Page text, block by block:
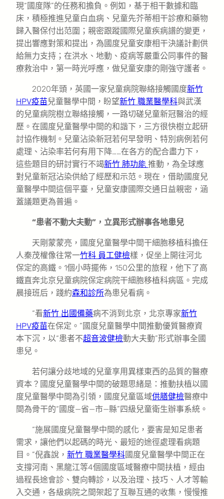
現“國度隊”的任務和擔負。例如，基于相干數據和臨
床，積極推進兒童白血病、兒童先芥蒂相干診療和藥物
歸入醫保付出范圍；親密跟蹤國際兒童疾病譜的變更，
提出響應對策和提出，為國度兒童安康相干決議計劃供
給無力支持；在洪水、地動、疫病等嚴重公同事件的醫
療救治中，第一時光呼應，做兒童安康的剛強守護者。
2020年頭，英國一家兒童病院聯絡接觸國度新竹
HPV疫苗兒童醫學中間，盼望新竹 職業醫學科與武漢
的兒童病院樹立聯絡接觸，一路切磋兒童新冠醫治的經
歷。在國度兒童醫學中間的和諧下，三方很快樹立起研
討協作機制。兒童沾染新冠若何早發明、特別病例若何
處理、沾染率若何有用下降……在各方的配合盡力下，
這些題目的研討實行不竭新竹 肺功能 推動，為全球應
對兒童新冠沾染供給了經歷和示范。現在，借助國度兒
童醫學中間這個平臺，兒童安康國際交通日益親密，涵
蓋議題更為普遍。
“患者不動大夫動”，立異形式辦事各地患兒
天剛蒙蒙亮，國度兒童醫學中間干細胞移植科擔任
人秦茂權像往常一竹科 員工健檢樣，促坐上開往河北
保定的高鐵。1個小時擺佈，150公里的旅程，他下了高
鐵直奔北京兒童病院保定病院干細胞移植科病區。完成
晨接班后，踐約森和診所為患兒看病。
“看新竹 出國備藥病不消到北京，北京專家新竹
HPV疫苗在保定。”國度兒童醫學中間推動優質醫療資
本下沉，以“患者不超音波健檢動大夫動”形式辦事全國
患兒。
若何讓分歧地域的兒童享用異樣東西的品質的醫療
資本？國度兒童醫學中間的破題思緒是：推動扶植以國
度兒童醫學中間為引領，國度兒童區域供膳健檢醫療中
間為骨干的“國度—省—市—縣”四級兒童衛生辦事系統。
“施展國度兒童醫學中間的感化，要害是知足患者
需求，讓他們以起碼的時光、最短的途徑處理看病題
目。”倪鑫說， 新竹 職業醫學科國度兒童醫學中間正在
支撐河南、黑龍江等4個國度區域醫療中間扶植，經由
過程長途會診、雙向轉診，以及治理、技巧、人才等輸
入交通，各級病院之間架起了互聯互通的收集，慢慢推